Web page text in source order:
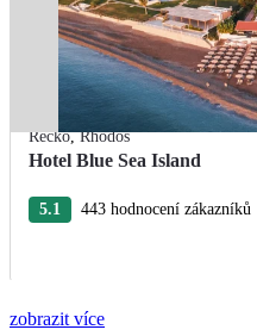
Řecko,Rhodos
Hotel Blue Sea Island
5.1
443 hodnocení zákazníků
zobrazit více